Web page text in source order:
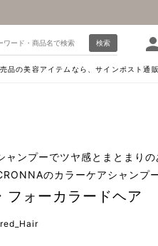
検索
品の美容アイテムなら、サインポスト通
ャンプーでツヤ感とまとまりの
のカラーケアシャンプー
フォーカラードヘア